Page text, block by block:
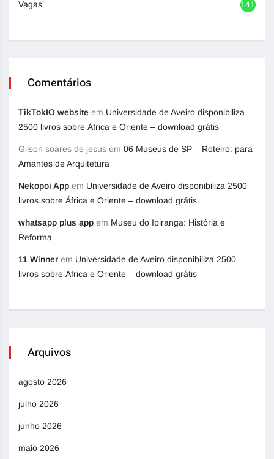
Vagas 1417
Comentários
TikTokIO website em Universidade de Aveiro disponibiliza
2500 livros sobre África e Oriente – download grátis
Gilson soares de jesus em 06 Museus de SP – Roteiro: para
Amantes de Arquitetura
Nekopoi App em Universidade de Aveiro disponibiliza 2500
livros sobre África e Oriente – download grátis
whatsapp plus app em Museu do Ipiranga: História e
Reforma
11 Winner em Universidade de Aveiro disponibiliza 2500
livros sobre África e Oriente – download grátis
Arquivos
agosto 2026
julho 2026
junho 2026
maio 2026